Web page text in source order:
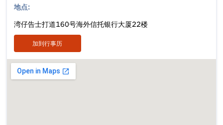
地点:
湾仔告士打道160号海外信托银行大厦22楼
加到行事历